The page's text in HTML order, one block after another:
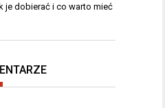
je dobierać i co warto mieć